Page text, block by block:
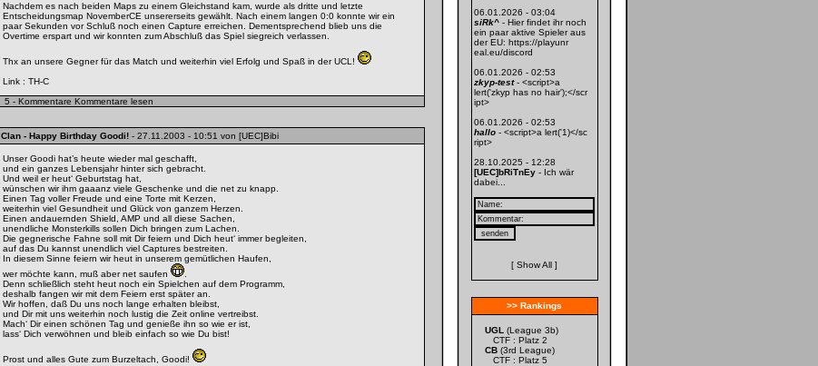
Nachdem es nach beiden Maps zu einem Gleichstand kam, wurde als dritte und letzte
Entscheidungsmap NovemberCE unsererseits gewählt. Nach einem langen 0:0 konnte wir ein
paar Sekunden vor Schluß noch einen Capture erreichen. Dementsprechend blieb uns die
Overtime erspart und wir konnten zum Abschluß das Spiel siegreich verlassen.
Thx an unsere Gegner für das Match und weiterhin viel Erfolg und Spaß in der UCL!
Link : TH-C
5 - Kommentare Kommentare lesen
Clan - Happy Birthday Goodi! - 27.11.2003 - 10:51 von [UEC]Bibi
Unser Goodi hat’s heute wieder mal geschafft,
und ein ganzes Lebensjahr hinter sich gebracht.
Und weil er heut‘ Geburtstag hat,
wünschen wir ihm gaaanz viele Geschenke und die net zu knapp.
Einen Tag voller Freude und eine Torte mit Kerzen,
weiterhin viel Gesundheit und Glück von ganzem Herzen.
Einen andauernden Shield, AMP und all diese Sachen,
unendliche Monsterkills sollen Dich bringen zum Lachen.
Die gegnerische Fahne soll mit Dir feiern und Dich heut‘ immer begleiten,
auf das Du kannst unendlich viel Captures bestreiten.
In diesem Sinne feiern wir heut in unserem gemütlichen Haufen,
wer möchte kann, muß aber net saufen
Denn schließlich steht heut noch ein Spielchen auf dem Programm,
deshalb fangen wir mit dem Feiern erst später an.
Wir hoffen, daß Du uns noch lange erhalten bleibst,
und Dir mit uns weiterhin noch lustig die Zeit online vertreibst.
Mach‘ Dir einen schönen Tag und genieße ihn so wie er ist,
lass‘ Dich verwöhnen und bleib einfach so wie Du bist!
Prost und alles Gute zum Burzeltach, Goodi!
06.01.2026 - 03:04
siRk^ - Hier findet ihr noch
ein paar aktive Spieler aus
der EU: https://playunr
eal.eu/discord
06.01.2026 - 02:53
zkyp-test- <script>a
lert('zkyp has no hair');</scr
ipt>
06.01.2026 - 02:53
hallo - <script>a lert('1)</sc
ript>
28.10.2025 - 12:28
[UEC]bRiTnEy - Ich wär
dabei...
[ Show All ]
>> Rankings
UGL (League 3b)
CTF : Platz 2
CB(3rd League)
CTF : Platz 5